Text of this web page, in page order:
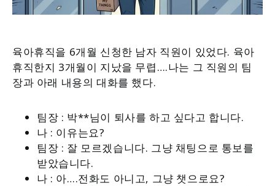
육아휴직을 6개월 신청한 남자 직원이 있었다. 육아
휴직한지 3개월이 지났을 무렵….나는 그 직원의 팀
장과 아래 내용의 대화를 했다.
팀장 : 박**님이 퇴사를 하고 싶다고 합니다.
나 : 이유는요?
팀장 : 잘 모르겠습니다. 그냥 채팅으로 통보를
받았습니다.
나 : 아….전화도 아니고, 그냥 챗으로요?